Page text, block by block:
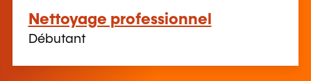
Nettoyage professionnel
Débutant